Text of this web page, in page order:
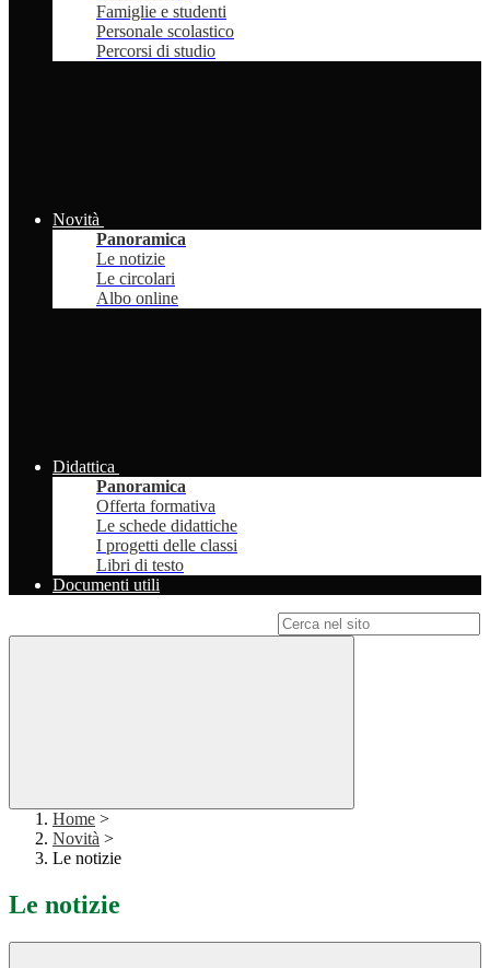
Famiglie e studenti
Personale scolastico
Percorsi di studio
Novità
Panoramica
Le notizie
Le circolari
Albo online
Didattica
Panoramica
Offerta formativa
Le schede didattiche
I progetti delle classi
Libri di testo
Documenti utili
Home >
Novità >
Le notizie
Le notizie